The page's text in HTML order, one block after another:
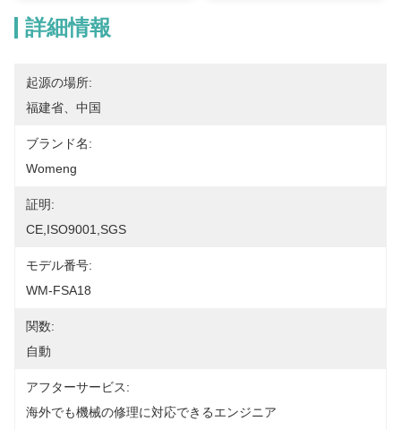
詳細情報
起源の場所:
福建省、中国
ブランド名:
Womeng
証明:
CE,ISO9001,SGS
モデル番号:
WM-FSA18
関数:
自動
アフターサービス:
海外でも機械の修理に対応できるエンジニア